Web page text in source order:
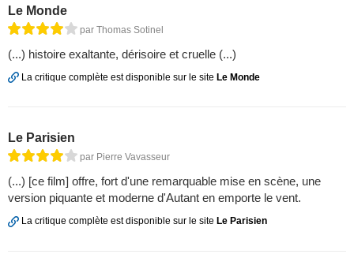
Le Monde
par Thomas Sotinel
(...) histoire exaltante, dérisoire et cruelle (...)
La critique complète est disponible sur le site Le Monde
Le Parisien
par Pierre Vavasseur
(...) [ce film] offre, fort d'une remarquable mise en scène, une
version piquante et moderne d'Autant en emporte le vent.
La critique complète est disponible sur le site Le Parisien